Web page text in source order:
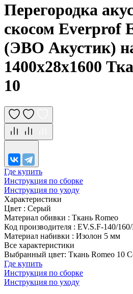
Перегородка
скосом Everprof
(ЭВО Акустик)
1400х28х1600
10
Где купить
Инструкция по сборке
Инструкция по уходу
Характеристики
Цвет : Серый
Материал обивки : Ткань Romeo
Код производителя : EV.S.F-140/
Материал набивки : Изолон 5 мм
Все характеристики
Выбранный цвет: Ткань Romeo 10
Где купить
Инструкция по сборке
Инструкция по уходу